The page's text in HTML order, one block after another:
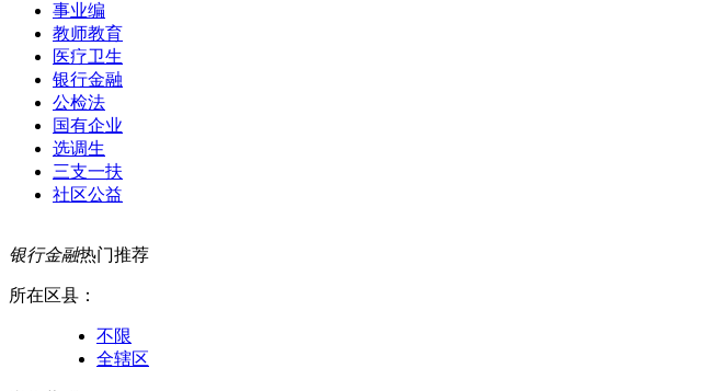
事业编
教师教育
医疗卫生
银行金融
公检法
国有企业
选调生
三支一扶
社区公益
银行金融热门推荐
所在区县：
不限
全辖区